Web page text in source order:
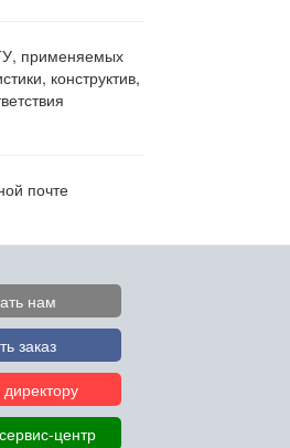
ТУ, применяемых
конструктив,
почте
нам
заказ
центр